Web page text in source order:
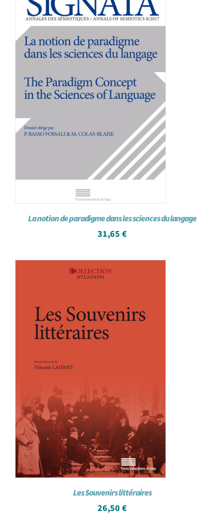
Achat en ligne
Panier WooCommerce
La notion de paradigme dans les sciences du langage
31,65 €
Les Souvenirs littéraires
26,50 €